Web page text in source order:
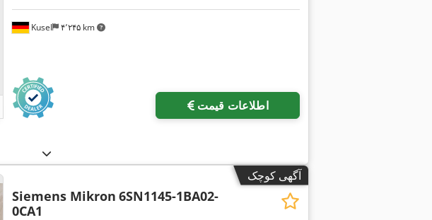
Kusel ۴٬۲۴۵ km
اطلاعات قیمت
آگهی کوچک
Siemens Mikron 6SN1145-1BA02-
0CA1